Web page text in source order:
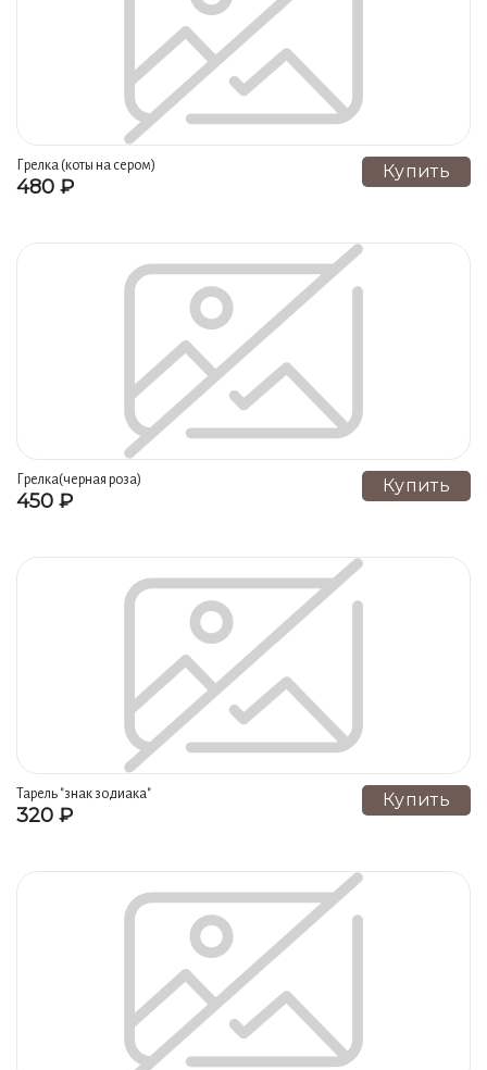
Грелка (коты на сером)
480 ₽
Купить
Грелка(черная роза)
450 ₽
Купить
Тарель "знак зодиака"
320 ₽
Купить